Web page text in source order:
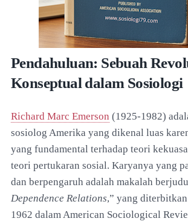
Pendahuluan: Sebuah
Konseptual dalam Sosiologi
Richard Marc Emerson (1925-1982)
sosiolog Amerika yang dikenal luas
yang fundamental terhadap teori
teori pertukaran sosial. Karyanya yang
dan berpengaruh adalah makalah
Dependence Relations,” yang
1962 dalam American Sociological